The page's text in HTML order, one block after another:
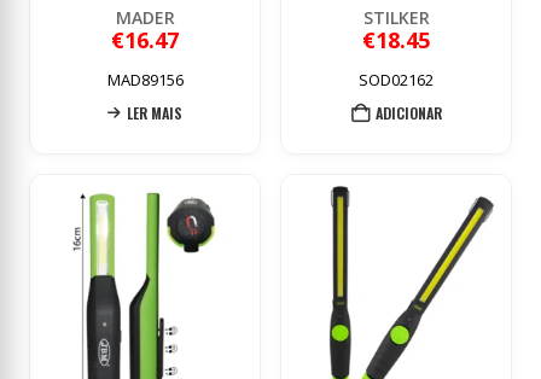
MADER
€16.47
MAD89156
LER MAIS
STILKER
€18.45
SOD02162
ADICIONAR